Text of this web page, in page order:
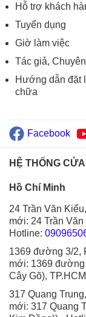
Hỗ trợ khách
Tuyển dụng
Giờ làm việc
Tác giả,
Hướng dẫn đặt
chữa
Facebook
HỆ THỐNG
Hồ Chí Minh
24 Trần Văn
mới: 24 Trần
Hotline:
1369 đường 3/2,
mới: 1369
Cây Gõ),
317 Quang
mới: 317 Quang